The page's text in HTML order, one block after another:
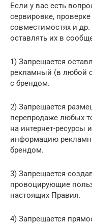
Если у вас есть
сервировке,
совместимостях и
оставлять их в
1) Запрещается
рекламный (в любой
с брендом.
2) Запрещается
перепродаже любых
на интернет-
информацию
брендом.
3) Запрещается
провоцирующие
настоящих Правил.
4) Запрещается